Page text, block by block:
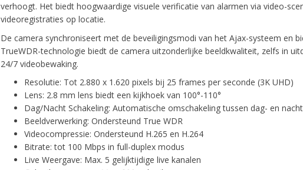
verhoogt. Het biedt hoogwaardige visuele verificatie van alarmen via video-
videoregistraties op locatie.
De camera synchroniseert met de beveiligingsmodi van het Ajax-systeem en
TrueWDR-technologie biedt de camera uitzonderlijke beeldkwaliteit, zelfs in
24/7 videobewaking.
Resolutie: Tot 2.880 x 1.620 pixels bij 25 frames per seconde (3K UHD)
Lens: 2.8 mm lens biedt een kijkhoek van 100°-110°
Dag/Nacht Schakeling: Automatische omschakeling tussen dag- en
Beeldverwerking: Ondersteund True WDR
Videocompressie: Ondersteund H.265 en H.264
Bitrate: tot 100 Mbps in full-duplex modus
Live Weergave: Max. 5 gelijktijdige live kanalen